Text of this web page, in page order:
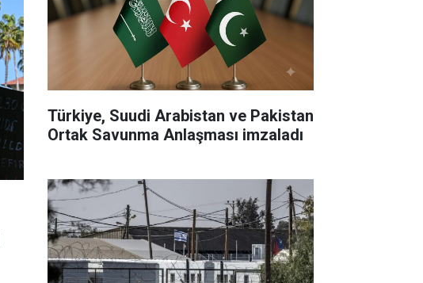
Türkiye, Suudi Arabistan ve Pakistan
Ortak Savunma Anlaşması imzaladı